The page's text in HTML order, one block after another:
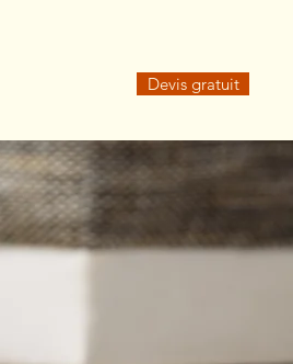
Devis gratuit